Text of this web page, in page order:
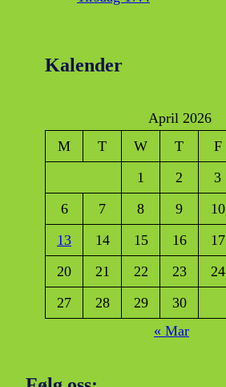
Kalender
April 2026
M
T W T F
1
2 3
6
7 8 9 10
13
14 15 16 17
20
21 22 23 24
27
28 29
30
« Mar